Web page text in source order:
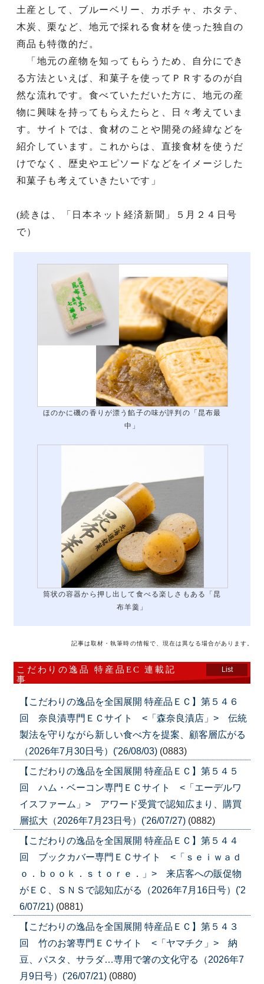
土産として、ブルーベリー、カボチャ、ホタテ、
木炭、栗など、地元で採れる食材を使った独自の
商品も特徴的だ。
「地元の産物を知ってもらうため、自分にでき
る方法といえば、和菓子を使ってＰＲするのが自
然な流れです。食べていただいた方に、地元の産
物に興味を持ってもらえたらと、日々考えていま
す。サイトでは、食材のことや開発の経緯などを
紹介しています。これからは、直接食材を使うだ
けでなく、歴史やエピソードなどをイメージした
和菓子も考えていきたいです」
(続きは、「日本ネット経済新聞」５月２４日号
で）
ほのかに磯の香りが漂う餡子の味が評判の「昆布最
中」
筒状の容器から押し出して食べる楽しさもある「昆
布羊羹」
記事は取材・執筆時の情報で、現在は異なる場合があります。
こだわりの逸品 特産品EC 連載記
事
List
【こだわりの逸品を全国展開 特産品ＥＣ】第５４６
回 奈良漬専門ＥＣサイト <「森奈良漬店」> 伝統
製法を守りながら新しい食べ方を提案、顧客層広がる
（2026年7月30日号）('26/08/03) (0883)
【こだわりの逸品を全国展開 特産品ＥＣ】第５４５
回 ハム・ベーコン専門ＥＣサイト <「エーデルワ
イスファーム」> アワード受賞で認知広まり、購買
層拡大（2026年7月23日号）('26/07/27) (0882)
【こだわりの逸品を全国展開 特産品ＥＣ】第５４４
回 ブックカバー専門ＥＣサイト <「ｓｅｉｗａｄ
ｏ．ｂｏｏｋ．ｓｔｏｒｅ．」> 来店客への販促物
がＥＣ、ＳＮＳで認知広がる（2026年7月16日号）('2
6/07/21) (0881)
【こだわりの逸品を全国展開 特産品ＥＣ】第５４３
回 竹のお箸専門ＥＣサイト <「ヤマチク」> 納
豆、パスタ、サラダ…専用で箸の文化守る（2026年7
月9日号）('26/07/21) (0880)